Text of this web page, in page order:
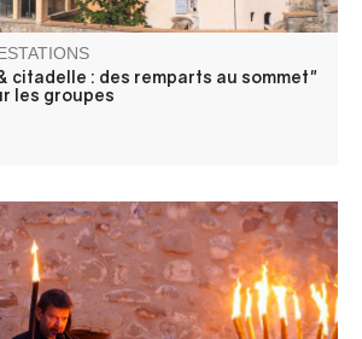
citadelle : des remparts au sommet"
les groupes
par un violent incendie ayant fait
Colmars célèbre cette tragédie
habitants qui ont payé de leur vie.
et récit de l'incendie et ponctuent